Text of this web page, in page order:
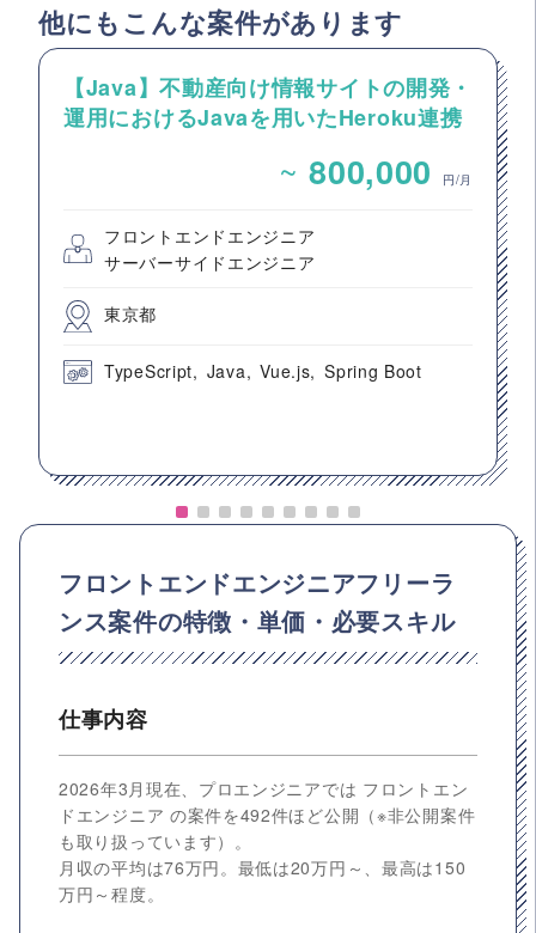
他にもこんな案件があります
【Java】不動産向け情報サイトの開発・
運用におけるJavaを用いたHeroku連携
~ 800,000 円/月
フロントエンドエンジニア
サーバーサイドエンジニア
東京都
TypeScript Java Vue.js Spring Boot
フロントエンドエンジニアフリーラ
ンス案件の特徴・単価・必要スキル
仕事内容
2026年3月現在、プロエンジニアでは フロントエン
ドエンジニア の案件を492件ほど公開（※非公開案件
も取り扱っています）。
月収の平均は76万円。最低は20万円～、最高は150
万円～程度。